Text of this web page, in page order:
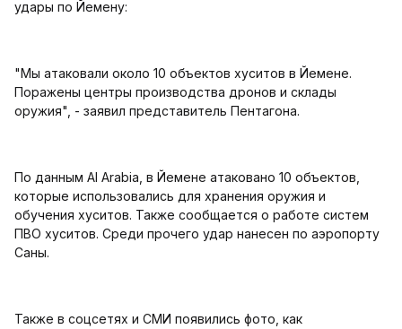
удары по Йемену:
"Мы атаковали около 10 объектов хуситов в Йемене.
Поражены центры производства дронов и склады
оружия", - заявил представитель Пентагона.
По данным Al Arabia, в Йемене атаковано 10 объектов,
которые использовались для хранения оружия и
обучения хуситов. Также сообщается о работе систем
ПВО хуситов. Среди прочего удар нанесен по аэропорту
Саны.
Также в соцсетях и СМИ появились фото, как